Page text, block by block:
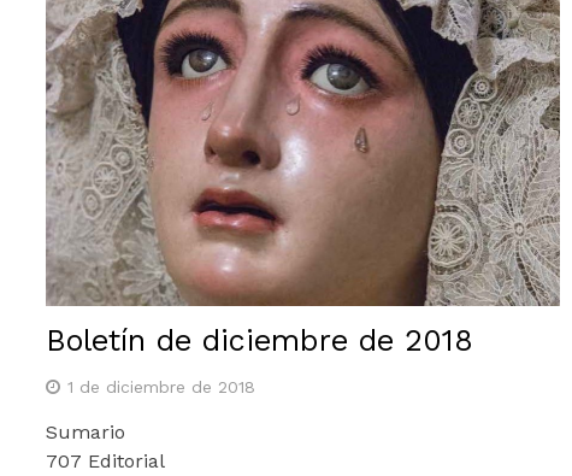
Boletín de diciembre de 2018
1 de diciembre de 2018
Sumario
707 Editorial